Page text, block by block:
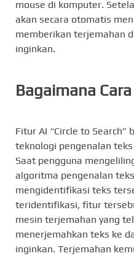
mouse di komputer.
akan secara otomatis
memberikan terjemahan
inginkan.
Bagaimana
Fitur AI “Circle to Search”
teknologi pengenalan
Saat pengguna
algoritma pengenalan
mengidentifikasi teks
teridentifikasi, fitur
mesin terjemahan yang
menerjemahkan teks ke
inginkan. Terjemahan